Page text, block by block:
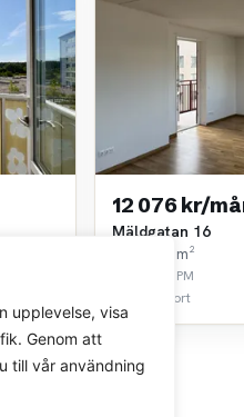
upplevelse, visa
Genom att
till vår användning
12 076 kr/
Mäldgatan 16
2 rok • 51 m²
Sveaviken PM
~5,8 km bort